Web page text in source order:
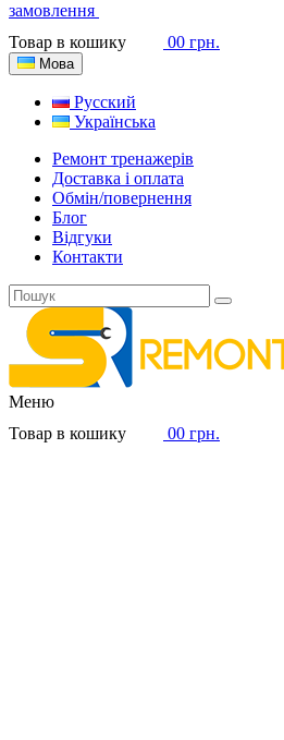
замовлення
Товар в кошику
00 грн.
Мова
Русский
Українська
Ремонт тренажерів
Доставка і оплата
Обмін/повернення
Блог
Відгуки
Контакти
Меню
Товар в кошику
00 грн.